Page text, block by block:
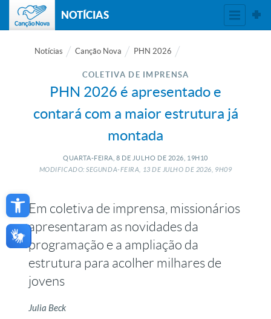
Open toolbar
NOTÍCIAS
Notícias Canção Nova PHN 2026
COLETIVA DE IMPRENSA
PHN 2026 é apresentado e
contará com a maior estrutura já
montada
QUARTA-FEIRA, 8 DE JULHO DE 2026, 19H10
MODIFICADO: SEGUNDA-FEIRA, 13 DE JULHO DE 2026, 9H09
Em coletiva de imprensa, missionários
apresentaram as novidades da
programação e a ampliação da
estrutura para acolher milhares de
jovens
Julia Beck